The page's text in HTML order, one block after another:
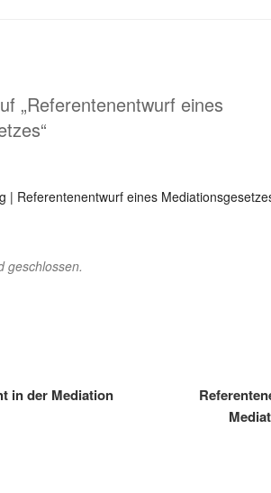
„Referentenentwurf eines
| Referentenentwurf eines
geschlossen.
in der Mediation